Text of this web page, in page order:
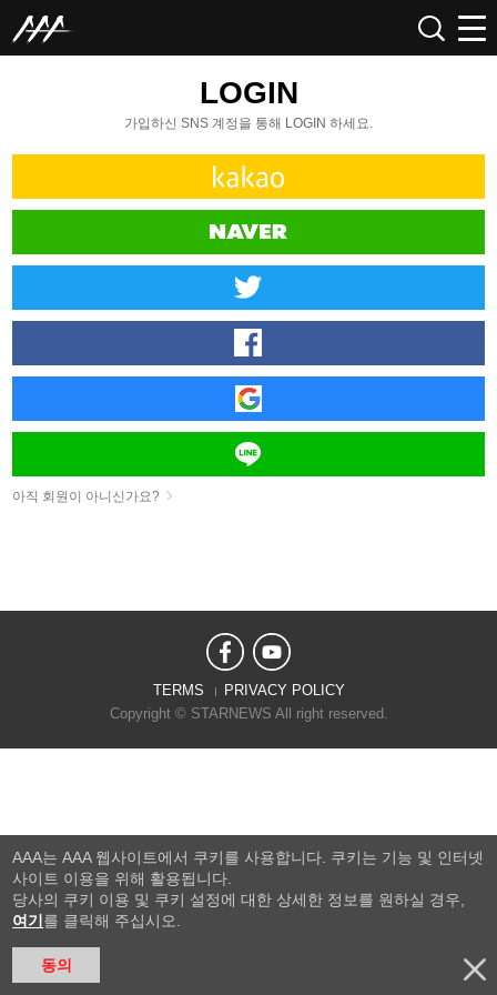
LOGIN
가입하신 SNS 계정을 통해 LOGIN 하세요.
아직 회원이 아니신가요?
TERMS
PRIVACY POLICY
Copyright © STARNEWS All right reserved.
AAA는 AAA 웹사이트에서 쿠키를 사용합니다. 쿠키는 기능 및 인터넷
사이트 이용을 위해 활용됩니다.
당사의 쿠키 이용 및 쿠키 설정에 대한 상세한 정보를 원하실 경우,
여기 를 클릭해 주십시오.
동의